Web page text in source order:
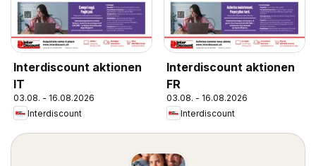
Interdiscount aktionen
IT
03.08. - 16.08.2026
Interdiscount
Interdiscount aktionen
FR
03.08. - 16.08.2026
Interdiscount